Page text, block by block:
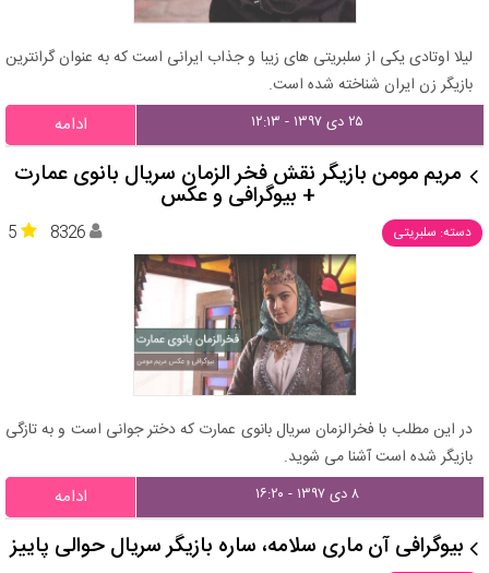
لیلا اوتادی یکی از سلبریتی های زیبا و جذاب ایرانی است که به عنوان گرانترین
بازیگر زن ایران شناخته شده است.
۲۵ دی ۱۳۹۷ - ۱۲:۱۳ ادامه
مریم مومن بازیگر نقش فخر الزمان سریال بانوی عمارت
+ بیوگرافی و عکس
دسته: سلبریتی 5 8326
در این مطلب با فخرالزمان سریال بانوی عمارت که دختر جوانی است و به تازگی
بازیگر شده است آشنا می شوید.
۸ دی ۱۳۹۷ - ۱۶:۲۰ ادامه
بیوگرافی آن ماری سلامه، ساره بازیگر سریال حوالی پاییز